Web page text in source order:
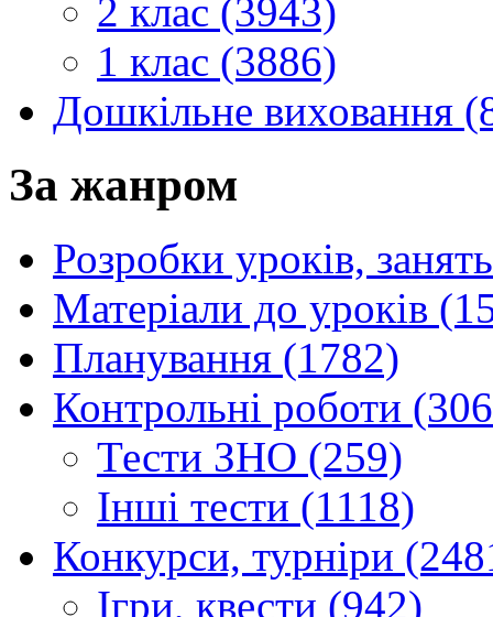
2 клас (3943)
1 клас (3886)
Дошкільне виховання
За жанром
Розробки уроків,
Матеріали до уроків
Планування (1782)
Контрольні роботи
Тести ЗНО (259)
Інші тести (1118)
Конкурси, турніри
Ігри, квести (942)